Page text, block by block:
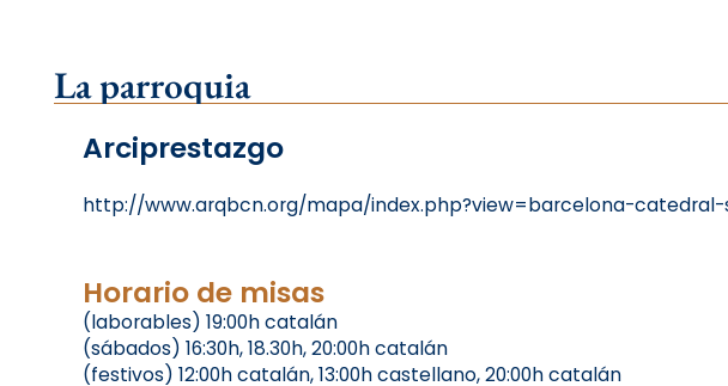
La parroquia
Arciprestazgo
http://www.arqbcn.org/mapa/index.php?view=barcelona-
Horario de misas
(laborables) 19:00h catalán
(sábados) 16:30h, 18.30h, 20:00h catalán
(festivos) 12:00h catalán, 13:00h castellano, 20:00h catalán